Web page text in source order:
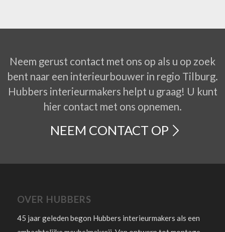
Neem gerust contact met ons op als u op zoek
bent naar een interieurbouwer in regio Tilburg.
Hubbers interieurmakers helpt u graag! U kunt
hier contact met ons opnemen.
NEEM CONTACT OP
OVER HUBBERS
45 jaar geleden begon Hubbers interieurmakers als een